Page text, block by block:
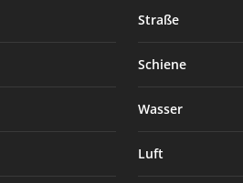
Straße
Schiene
Wasser
Luft